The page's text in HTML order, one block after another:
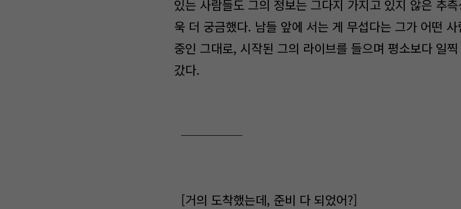
있는 사람들도 그의 정보는 그다지 가지고 있지 않은 추
욱 더 궁금했다. 남들 앞에 서는 게 무섭다는 그가 어떤
중인 그대로, 시작된 그의 라이브를 들으며 평소보다 일
갔다.
─────
[거의 도착했는데, 준비 다 되었어?]